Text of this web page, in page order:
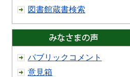
図書館蔵書検索
パブリックコメント
意見箱